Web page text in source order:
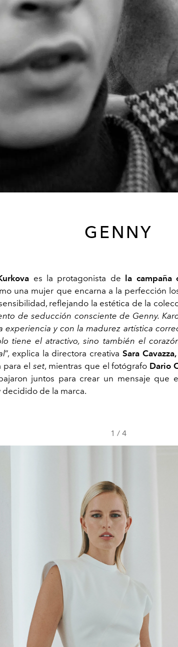
GENNY
es la protagonista de la campaña
una mujer que encarna a la perfección
reflejando la estética de la
de seducción consciente de Genny.
experiencia y con la madurez artística
tiene el atractivo, sino también el
”, explica la directora creativa Sara Cavazza,
para el set, mientras que el fotógrafo Dario
juntos para crear un mensaje que
decidido de la marca.
1 / 4